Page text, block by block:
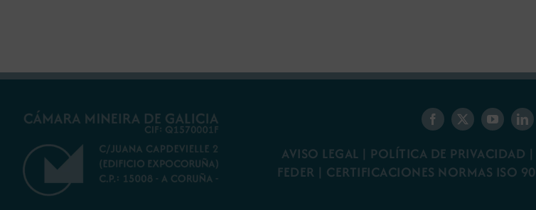
AVISO LEGAL | POLÍTICA DE PRIVACIDAD |
FEDER | CERTIFICACIONES NORMAS ISO